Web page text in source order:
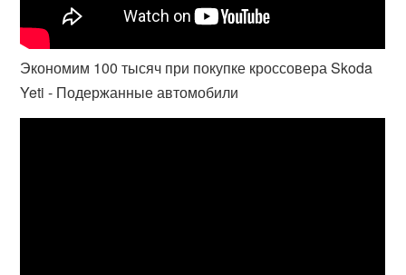
Экономим 100 тысяч при покупке кроссовера Skoda
Yeti - Подержанные автомобили